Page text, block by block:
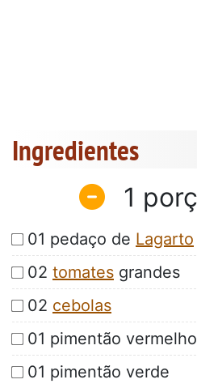
Ingredientes
1
01 pedaço de Lagarto
02 tomates grandes
02 cebolas
01 pimentão vermelho
01 pimentão verde